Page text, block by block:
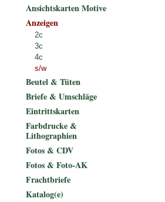
Ansichtskarten Motive
Anzeigen
2c
3c
4c
s/w
Beutel & Tüten
Briefe & Umschläge
Eintrittskarten
Farbdrucke &
Lithographien
Fotos & CDV
Fotos & Foto-AK
Frachtbriefe
Katalog(e)